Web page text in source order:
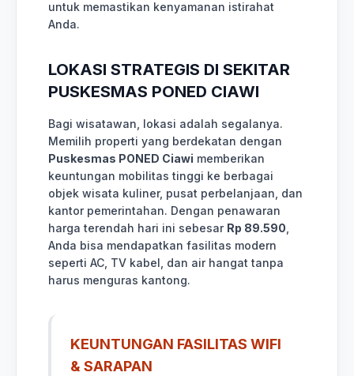
untuk memastikan kenyamanan istirahat
Anda.
LOKASI STRATEGIS DI SEKITAR
PUSKESMAS PONED CIAWI
Bagi wisatawan, lokasi adalah segalanya.
Memilih properti yang berdekatan dengan
Puskesmas PONED Ciawi memberikan
keuntungan mobilitas tinggi ke berbagai
objek wisata kuliner, pusat perbelanjaan, dan
kantor pemerintahan. Dengan penawaran
harga terendah hari ini sebesar Rp 89.590
Anda bisa mendapatkan fasilitas modern
seperti AC, TV kabel, dan air hangat tanpa
harus menguras kantong.
KEUNTUNGAN FASILITAS WIFI
& SARAPAN